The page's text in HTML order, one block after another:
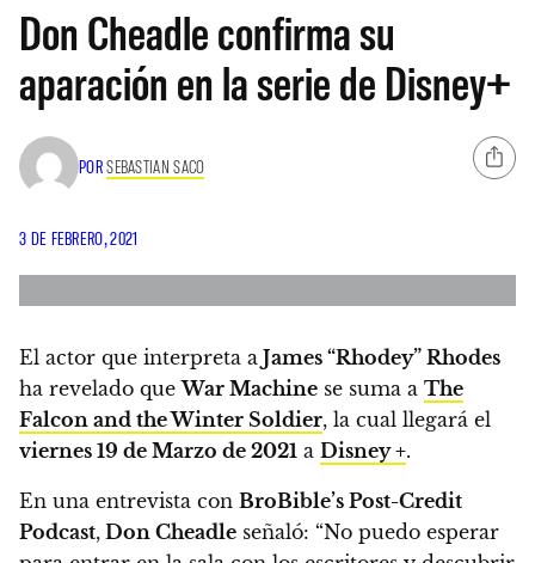
Don Cheadle confirma su
aparación en la serie de Disney+
PORSEBASTIAN SACO
3 DE FEBRERO, 2021
El actor que interpreta a James “Rhodey” Rhodes
ha revelado queWar Machine se suma a The
Falcon and the Winter Soldier, la cual llegará el
viernes 19 de Marzo de 2021 a Disney +.
En una entrevista con BroBible’s Post-Credit
Podcast, Don Cheadle señaló: “No puedo esperar